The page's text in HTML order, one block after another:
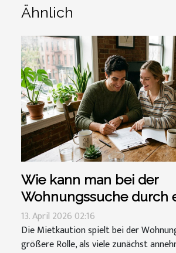
Ähnlich
Wie kann man bei der
Wohnungssuche durch
Mietkaution profitieren?
13. April 2026 02:16
Die Mietkaution spielt bei der
größere Rolle, als viele zunächst